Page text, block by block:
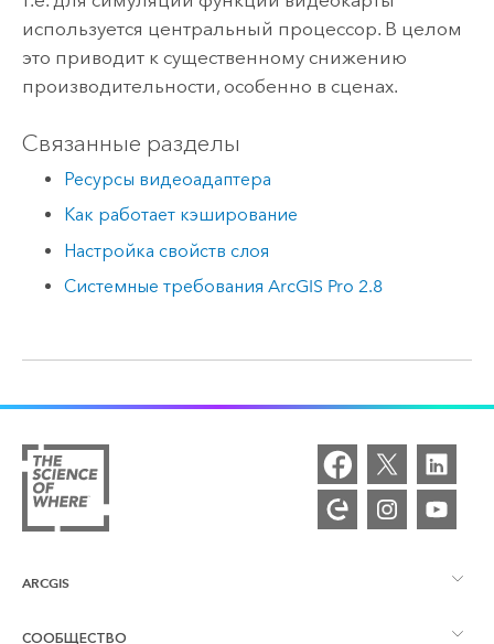
используется центральный процессор. В целом
это приводит к существенному снижению
производительности, особенно в сценах.
Связанные разделы
Ресурсы видеоадаптера
Как работает кэширование
Настройка свойств слоя
Системные требования ArcGIS Pro 2.8
ARCGIS
СООБЩЕСТВО